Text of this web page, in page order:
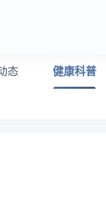
态 健康科普